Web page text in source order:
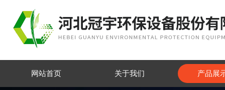
网站首页 关于我们 产品展